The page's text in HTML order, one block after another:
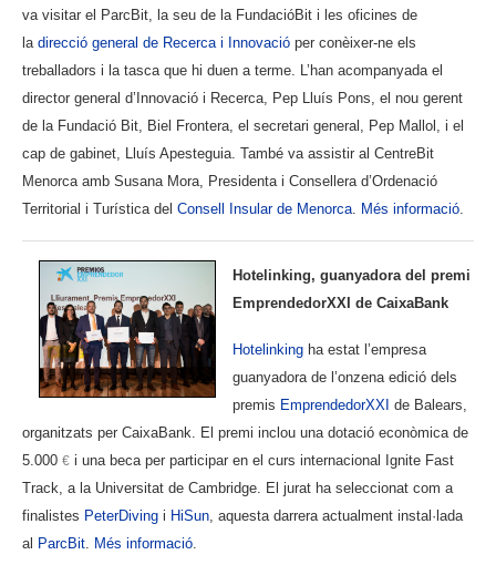
va visitar el ParcBit, la seu de la FundacióBit i les oficines de
la direcció general de Recerca i Innovació per conèixer-ne els
treballadors i la tasca que hi duen a terme. L’han acompanyada el
director general d’Innovació i Recerca, Pep Lluís Pons, el nou gerent
de la Fundació Bit, Biel Frontera, el secretari general, Pep Mallol, i el
cap de gabinet, Lluís Apesteguia. També va assistir al CentreBit
Menorca amb Susana Mora, Presidenta i Consellera d’Ordenació
Territorial i Turística del Consell Insular de Menorca. Més informació.
Hotelinking, guanyadora del premi
EmprendedorXXI de CaixaBank
Hotelinking ha estat l’empresa
guanyadora de l’onzena edició dels
premis EmprendedorXXI de Balears,
organitzats per CaixaBank. El premi inclou una dotació econòmica de
5.000 € i una beca per participar en el curs internacional Ignite Fast
Track, a la Universitat de Cambridge. El jurat ha seleccionat com a
finalistes PeterDiving i HiSun, aquesta darrera actualment instal·lada
al ParcBit. Més informació.